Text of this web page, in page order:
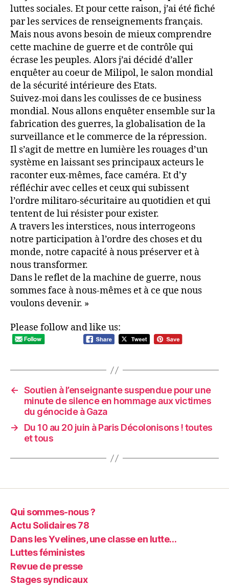
luttes sociales. Et pour cette raison, j’ai été fiché
par les services de renseignements français.
Mais nous avons besoin de mieux comprendre
cette machine de guerre et de contrôle qui
écrase les peuples. Alors j’ai décidé d’aller
enquêter au coeur de Milipol, le salon mondial
de la sécurité intérieure des Etats.
Suivez-moi dans les coulisses de ce business
mondial. Nous allons enquêter ensemble sur la
fabrication des guerres, la globalisation de la
surveillance et le commerce de la répression.
Il s’agit de mettre en lumière les rouages d’un
système en laissant ses principaux acteurs le
raconter eux-mêmes, face caméra. Et d’y
réfléchir avec celles et ceux qui subissent
l’ordre militaro-sécuritaire au quotidien et qui
tentent de lui résister pour exister.
A travers les interstices, nous interrogeons
notre participation à l’ordre des choses et du
monde, notre capacité à nous préserver et à
nous transformer.
Dans le reflet de la machine de guerre, nous
sommes face à nous-mêmes et à ce que nous
voulons devenir. »
Please follow and like us:
← Soutien à l’enseignante suspendue pour une
minute de silence en hommage aux victimes
du génocide à Gaza
→
Du 10 au 20 juin à Paris Décolonisons ! toutes
et tous
Qui sommes-nous ?
Actu Solidaires 78
Dans les Yvelines, une classe en lutte…
Luttes féministes
Revue de presse
Stages syndicaux